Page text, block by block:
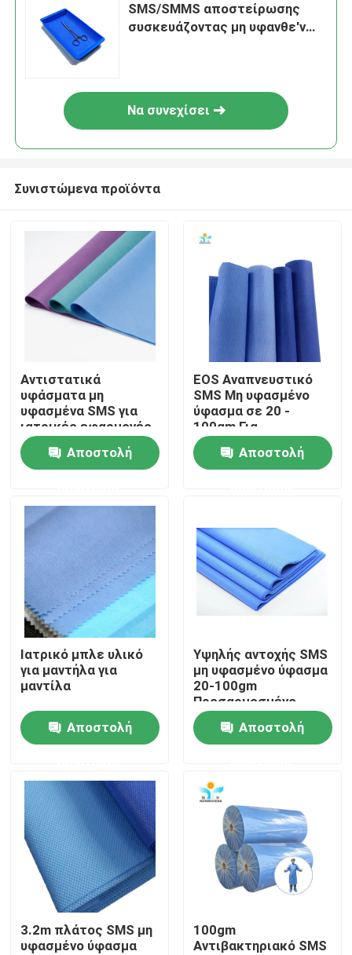
Περίπου εμείς
Γύρος εργοστασίων
Μας ελάτε σε επαφή με
Ζητήστε ένα απόσπασμα
Μίας χρήσης προστατευτική ένδυση
Μίας χρήσης προστατευτικά κοστούμια
Μίας χρήσης προστατευτική φόρμα
SMS/SMMS αποστείρωσης
συσκευάζοντας μη υφανθε'ν
Να συνεχίσει
Συνιστώμενα προϊόντα
Αντιστατικά
υφάσματα μη
υφασμένα SMS για
ιατρικές εφαρμογές
Αποστολή
EOS Αναπνευστικό
SMS Μη υφασμένο
ύφασμα σε 20 -
100gm Για
χειρουργική ρόμπα
Αποστολή
Ιατρικό μπλε υλικό
για μαντήλα για
μαντίλα
Αποστολή
Υψηλής αντοχής SMS
μη υφασμένο ύφασμα
20-100gm
Προσαρμοσμένο
πλάτος 1,6m 2,4m
3,2m
Αποστολή
3.2m πλάτος SMS μη
υφασμένο ύφασμα
100gm
Αντιβακτηριακό SMS